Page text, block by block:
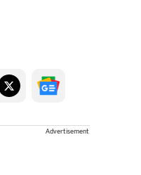
Advertisement